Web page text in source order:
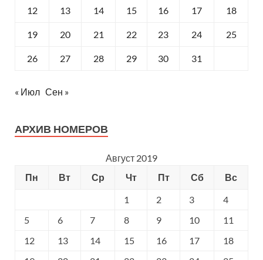
12 13 14 15 16 17 18
19 20 21 22 23 24 25
26 27 28 29 30 31
« Июл Сен »
АРХИВ НОМЕРОВ
Август 2019
Пн
Вт Ср Чт Пт Сб
Вс
1
2 3
4
5
6 7 8 9 10
11
12
13 14 15 16 17
18